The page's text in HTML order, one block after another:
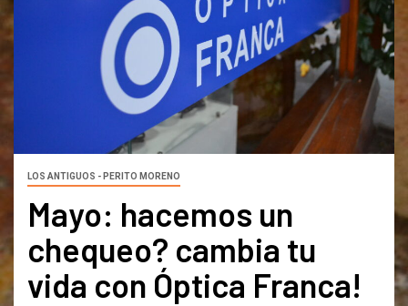
LOS ANTIGUOS - PERITO MORENO
Mayo: hacemos un
chequeo? cambia tu
vida con Óptica Franca!